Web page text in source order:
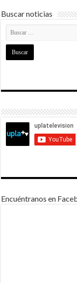
Buscar noticias
Encuéntranos en